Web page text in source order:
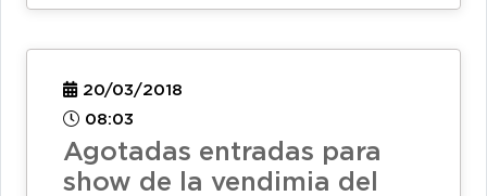
20/03/2018
08:03
Agotadas entradas para
show de la vendimia del